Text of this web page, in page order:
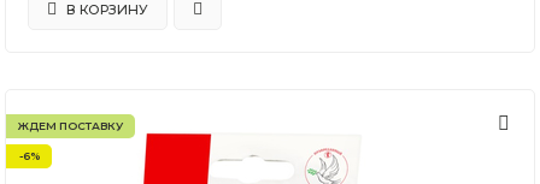
В КОРЗИНУ
ЖДЕМ ПОСТАВКУ
-6%